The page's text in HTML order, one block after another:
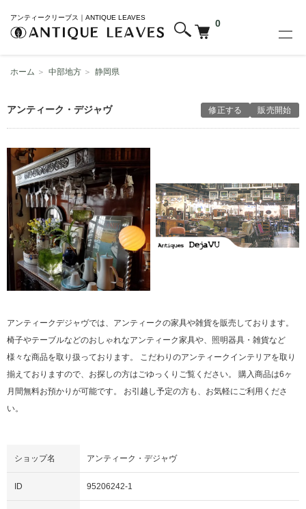
アンティークリーブス｜ANTIQUE LEAVES
0
ホーム ＞ 中部地方 ＞ 静岡県
アンティーク・デジャヴ 修正する 販売開始
アンティークデジャヴでは、アンティークの家具や雑貨を販売しております。
椅子やテーブルなどのおしゃれなアンティーク家具や、照明器具・雑貨など
様々な商品を取り扱っております。 こだわりのアンティークインテリアを取り
揃えておりますので、お探しの方はごゆっくりご覧ください。 購入商品は6ヶ
月間無料お預かりが可能です。 お引越し予定の方も、お気軽にご利用くださ
い。
ショップ名 アンティーク・デジャヴ
ID 95206242-1